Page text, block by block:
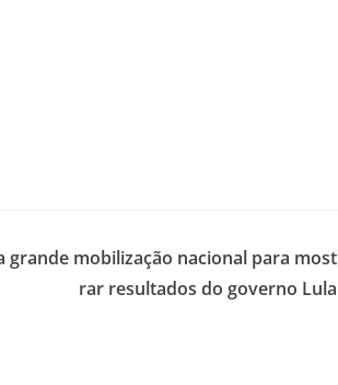
grande mobilização nacional para most
rar resultados do governo Lula